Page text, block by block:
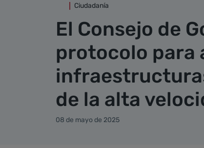
Ciudadanía
El Consejo de
protocolo para
de la alta
08 de mayo de 2025